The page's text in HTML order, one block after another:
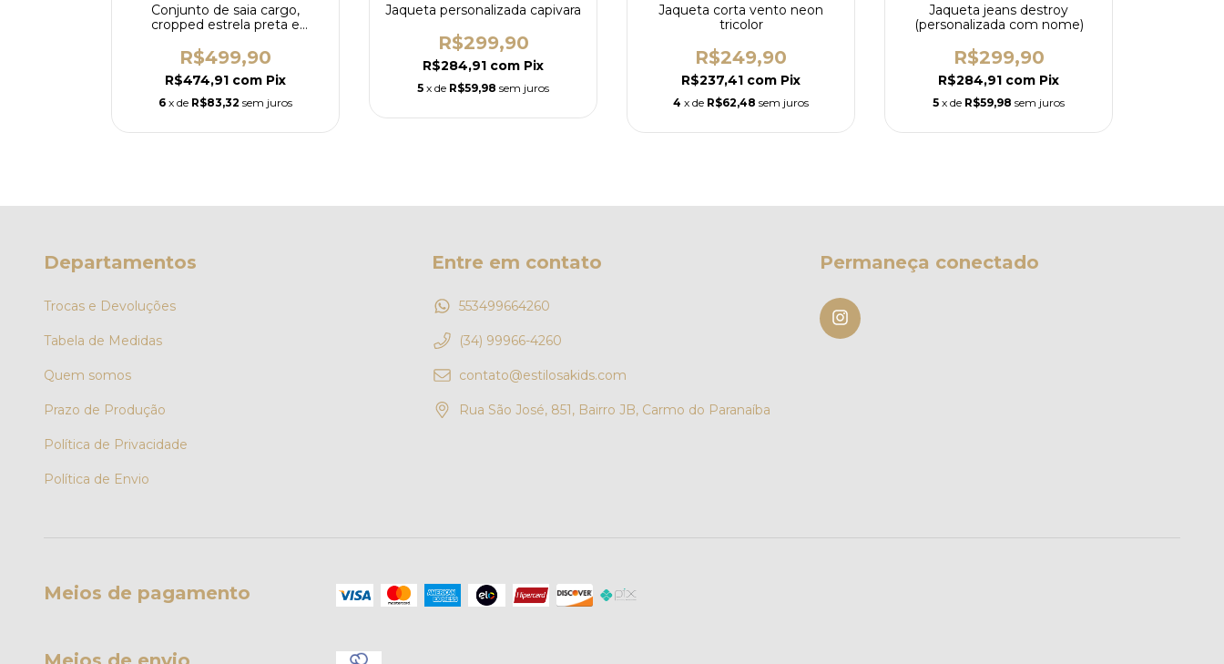
Conjunto de saia cargo,
cropped estrela preta e
R$499,90
R$474,91 com Pix
6 x de R$83,32 sem juros
Jaqueta personalizada capivara
R$299,90
R$284,91 com Pix
5 x de R$59,98 sem juros
Jaqueta corta vento neon
tricolor
R$249,90
R$237,41 com Pix
4 x de R$62,48 sem juros
Jaqueta jeans destroy
(personalizada com nome)
R$299,90
R$284,91 com Pix
5 x de R$59,98 sem juros
Departamentos
Trocas e Devoluções
Tabela de Medidas
Quem somos
Prazo de Produção
Política de Privacidade
Política de Envio
Entre em contato
553499664260
(34) 99966-4260
contato@estilosakids.com
Rua São José, 851, Bairro JB, Carmo do Paranaíba
Permaneça conectado
Meios de pagamento